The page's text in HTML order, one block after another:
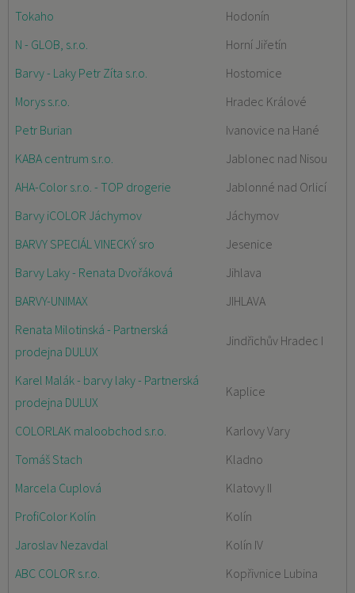
Tokaho
Hodonín
N - GLOB, s.r.o.
Horní Jiřetín
Barvy - Laky Petr Zíta s.r.o.
Hostomice
Morys s.r.o.
Hradec Králové
Petr Burian
Ivanovice na Hané
KABA centrum s.r.o.
Jablonec nad Nisou
AHA-Color s.r.o. - TOP drogerie
Jablonné nad Orlicí
Barvy iCOLOR Jáchymov
Jáchymov
BARVY SPECIÁL VINECKÝ sro
Jesenice
Barvy Laky - Renata Dvořáková
Jihlava
BARVY-UNIMAX
JIHLAVA
Renata Milotinská - Partnerská
prodejna DULUX
Jindřichův Hradec I
Karel Malák - barvy laky - Partnerská
prodejna DULUX
Kaplice
COLORLAK maloobchod s.r.o.
Karlovy Vary
Tomáš Stach
Kladno
Marcela Cuplová
Klatovy II
ProfiColor Kolín
Kolín
Jaroslav Nezavdal
Kolín IV
ABC COLOR s.r.o.
Kopřivnice Lubina